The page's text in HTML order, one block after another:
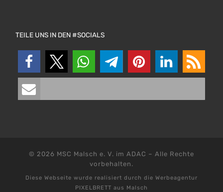
TEILE UNS IN DEN #SOCIALS
© 2026 MSC Malsch e. V. im ADAC – Alle Rechte
vorbehalten.
Diese Webseite wurde realisiert durch die Werbeagentur
PIXELBRETT aus Malsch